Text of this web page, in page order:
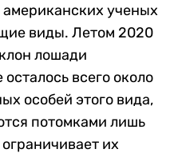
ученых
виды. Летом 2020
лошади
всего около
особей этого вида,
потомками лишь
их